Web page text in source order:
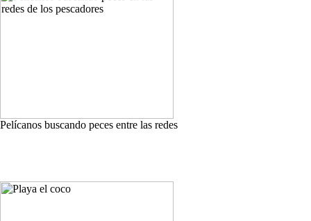
Pelícanos buscando peces entre las redes